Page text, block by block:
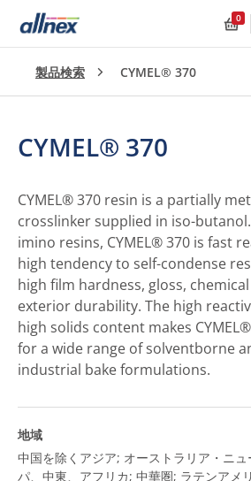
0
製品検索 CYMEL® 370
CYMEL® 370
CYMEL® 370 resin is a partially
crosslinker supplied in iso-
imino resins, CYMEL® 370 is fast
high tendency to self-condense
high film hardness, gloss,
exterior durability. The high
high solids content makes
for a wide range of solventborne
industrial bake formulations.
地域
中国を除くアジア; オーストラリア・ニ
パ、中東、アフリカ; 中華圏; ラテンアメ